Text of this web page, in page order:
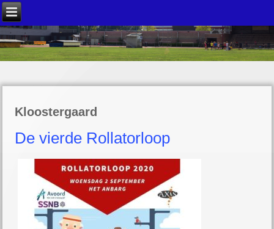
Kloostergaard
De vierde Rollatorloop